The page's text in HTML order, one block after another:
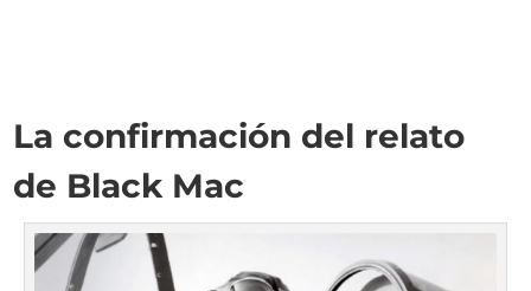
La confirmación del relato
de Black Mac